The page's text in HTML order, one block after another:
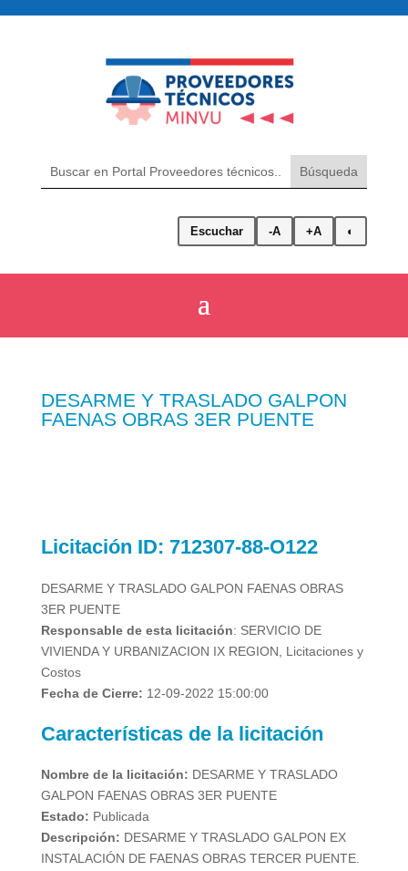
Escuchar -A +A ◐
DESARME Y TRASLADO GALPON
FAENAS OBRAS 3ER PUENTE
Licitación ID: 712307-88-O122
DESARME Y TRASLADO GALPON FAENAS OBRAS
3ER PUENTE
Responsable de esta licitación: SERVICIO DE
VIVIENDA Y URBANIZACION IX REGION, Licitaciones y
Costos
Fecha de Cierre: 12-09-2022 15:00:00
Características de la licitación
Nombre de la licitación: DESARME Y TRASLADO
GALPON FAENAS OBRAS 3ER PUENTE
Estado: Publicada
Descripción: DESARME Y TRASLADO GALPON EX
INSTALACIÓN DE FAENAS OBRAS TERCER PUENTE.